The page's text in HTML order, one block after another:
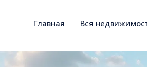
Главная Вся